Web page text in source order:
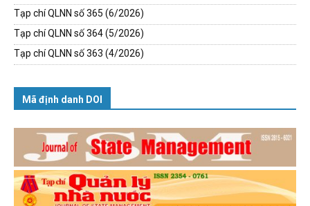
Tạp chí QLNN số 365 (6/2026)
Tạp chí QLNN số 364 (5/2026)
Tạp chí QLNN số 363 (4/2026)
Mã định danh DOI